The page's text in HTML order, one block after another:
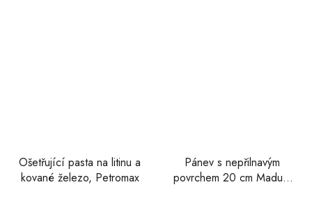
Ošetřující pasta na litinu a
kované železo, Petromax
Pánev s nepřilnavým
povrchem 20 cm Madura